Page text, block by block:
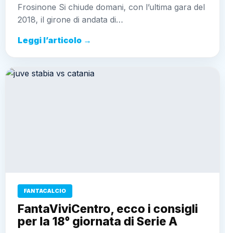
Frosinone Si chiude domani, con l’ultima gara del
2018, il girone di andata di…
Leggi l’articolo →
FANTACALCIO
FantaViviCentro, ecco i consigli
per la 18° giornata di Serie A